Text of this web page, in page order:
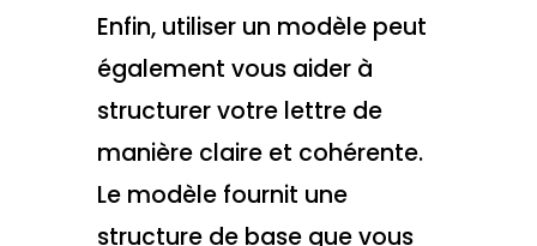
Enfin, utiliser un modèle peut
également vous aider à
structurer votre lettre de
manière claire et cohérente.
Le modèle fournit une
structure de base que vous